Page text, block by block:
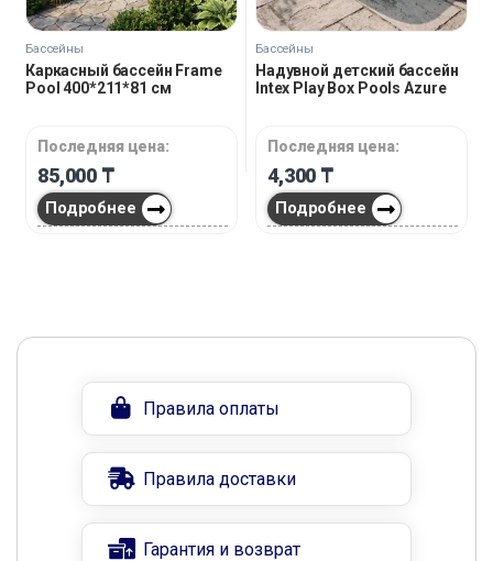
Бассейны
Каркасный бассейн Frame
Pool 400*211*81 см
Последняя цена:
85,000 ₸
Подробнее
Бассейны
Надувной детский бассейн
Intex Play Box Pools Azure
Последняя цена:
4,300 ₸
Подробнее
Правила оплаты
Правила доставки
Гарантия и возврат